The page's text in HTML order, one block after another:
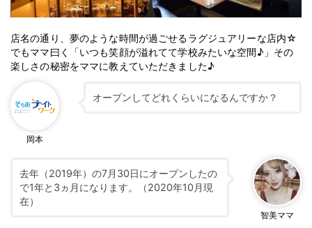
店名の通り、夢のような時間が過ごせるラグジュアリーな店内☆
でもママ曰く「いつも笑顔が溢れてて学校みたいな空間♪」その
楽しさの秘密をママに教えていただきました♪
岡本
オープンしてどれくらいになるんですか？
智美ママ
去年（2019年）の7月30日にオープンしたの
で1年と3ヵ月になります。（2020年10月現
在）